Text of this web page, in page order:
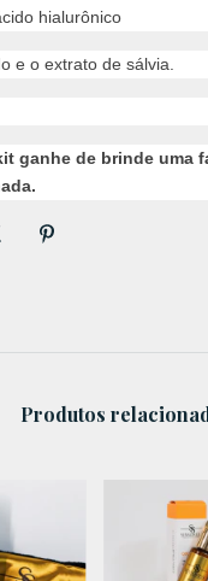
hialurônico
e o extrato de sálvia.
ganhe de brinde uma
Produtos